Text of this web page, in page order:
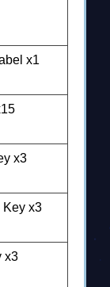
x1
x3
Key x3
x3